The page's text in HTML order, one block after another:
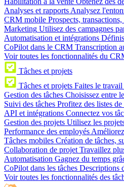
Analyses et rapports Analysez
CRM mobile Prospects,
Marketing Utilisez des campagnes
Automatisation et intégrations
CoPilot dans le CRM Transcription
Voir toutes les fonctionnalités du
Tâches et projets
Tâches et projets Faites le
Gestion des tâches Choisissez entre
Suivi des tâches Profitez des listes
API et intégrations Connectez vos
Gestion des projets Utilisez les
Performance des employés
Tâches mobiles Création de tâches,
Collaboration de projet Travaillez
Automatisation Gagnez du temps
CoPilot dans les tâches Descriptions
Voir toutes les fonctionnalités des